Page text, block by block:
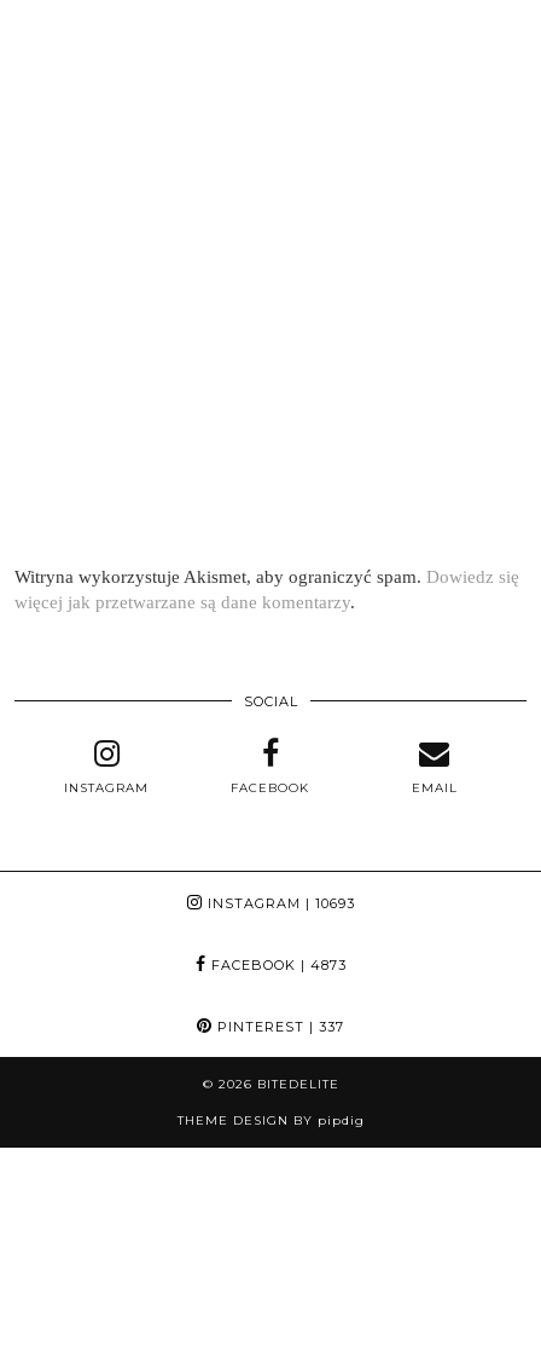
Witryna wykorzystuje Akismet, aby ograniczyć spam. Dowiedz się
więcej jak przetwarzane są dane komentarzy.
SOCIAL
INSTAGRAM FACEBOOK EMAIL
INSTAGRAM | 10693
FACEBOOK | 4873
PINTEREST | 337
© 2026 BITEDELITE
THEME DESIGN BY pipdig